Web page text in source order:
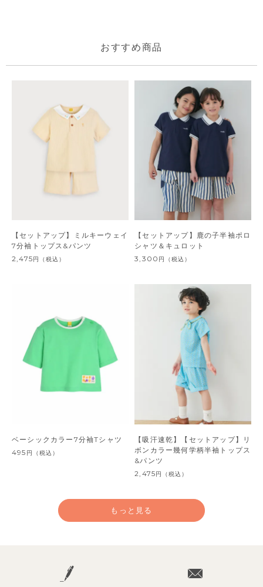
おすすめ商品
【セットアップ】ミルキーウェイ
7分袖トップス&パンツ
2,475円 （税込）
【セットアップ】鹿の子半袖ポロ
シャツ＆キュロット
3,300 円 （税込）
ベーシックカラー7分袖Tシャツ
495 円 （税込）
【吸汗速乾】【セットアップ】リ
ボンカラー幾何学柄半袖トップス
&パンツ
2,475円 （税込）
もっと見る